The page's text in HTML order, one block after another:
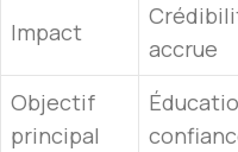
Impact
accrue
Objectif
principal